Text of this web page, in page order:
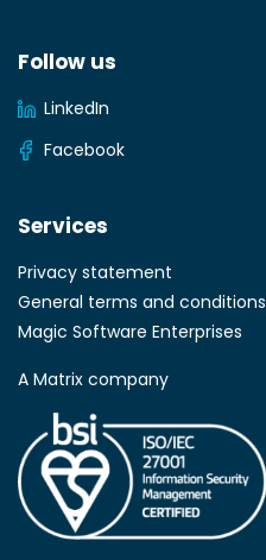
Follow us
LinkedIn
Facebook
Services
Privacy statement
General terms and conditions
Magic Software Enterprises
A Matrix company